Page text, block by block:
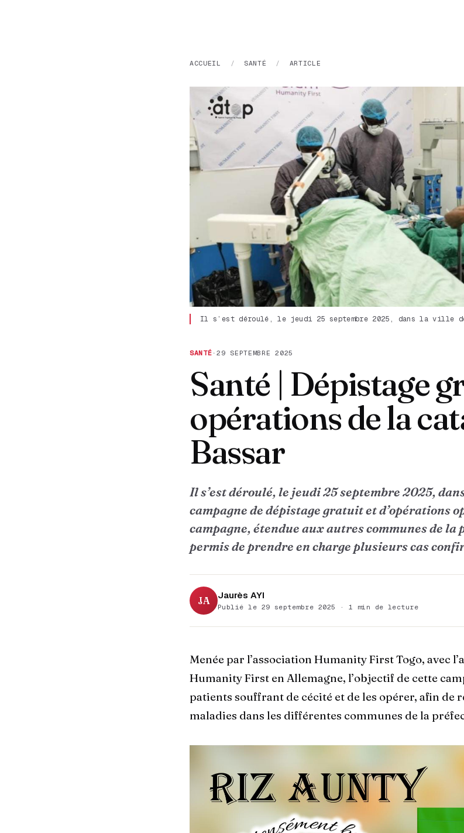
ACCUEIL / SANTÉ / ARTICLE
Il s’est déroulé, le jeudi 25 septembre 2025, dans la ville de … —
SANTÉ ·29 SEPTEMBRE 2025
Santé | Dépistage
opérations de la
Bassar
Il s’est déroulé, le jeudi 25 septembre 2025,
campagne de dépistage gratuit et d’opérations
campagne, étendue aux autres communes de la
permis de prendre en charge plusieurs cas
JA Jaurès AYI
Publié le 29 septembre 2025 · 1 min de lecture
Menée par l’association Humanity First Togo, avec
Humanity First en Allemagne, l’objectif de cette
patients souffrant de cécité et de les opérer, afin de
maladies dans les différentes communes de la